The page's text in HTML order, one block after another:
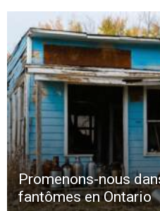
Promenons-nous
fantômes en Ontario